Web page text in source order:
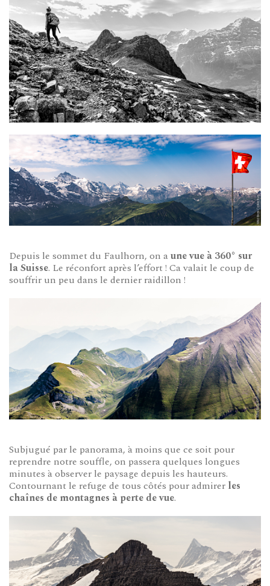
Depuis le sommet du Faulhorn, on aune vue à 360° sur
la Suisse. Le réconfort après l’effort ! Ca valait le coup de
souffrir un peu dans le dernier raidillon !
Subjugué par le panorama, à moins que ce soit pour
reprendre notre souffle, on passera quelques longues
minutes à observer le paysage depuis les hauteurs.
Contournant le refuge de tous côtés pour admirer les
chaînes de montagnes à perte de vue.